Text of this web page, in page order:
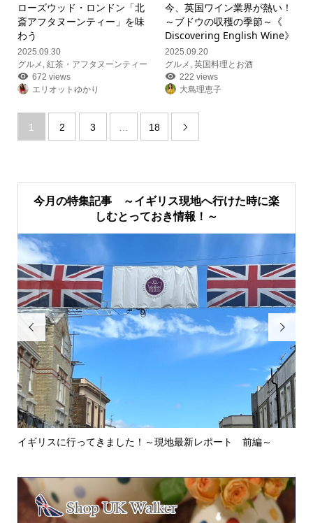
ローズウッド・ロンドン「北
斎アフタヌーンティー」を味
わう
2025.09.30
グルメ , 紅茶・アフタヌーンティー
672 views
エリオットゆかり
今、英国ワイン業界が熱い！
～ブドウの収穫の季節～《
Discovering English Wine》
2025.09.20
グルメ ,英国料理とお酒
222 views
大島理恵子
1 2 3 … 18 
今月の特集記事 ～イギリス現地へ行けた時に楽
しむとっておき情報！～

イギリスに行ってきました！～現地最新レポート 前編～
